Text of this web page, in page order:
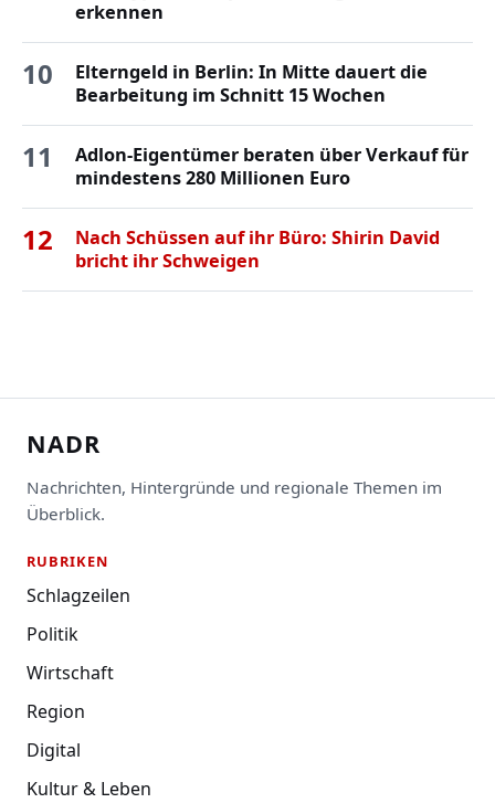
erkennen
10
Elterngeld in Berlin: In Mitte dauert die
Bearbeitung im Schnitt 15 Wochen
11
Adlon-Eigentümer beraten über Verkauf für
mindestens 280 Millionen Euro
12
Nach Schüssen auf ihr Büro: Shirin David
bricht ihr Schweigen
NADR
Nachrichten, Hintergründe und regionale Themen im
Überblick.
RUBRIKEN
Schlagzeilen
Politik
Wirtschaft
Region
Digital
Kultur & Leben